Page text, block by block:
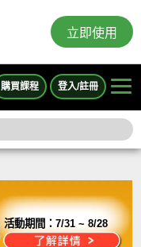
立即使用
購買課程 登入/註冊
活動期間：7/31 ~ 8/28